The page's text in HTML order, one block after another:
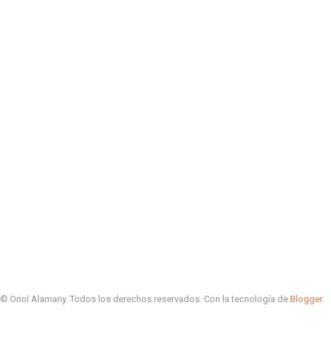
© Oriol Alamany. Todos los derechos reservados. Con la tecnología de Blogger.